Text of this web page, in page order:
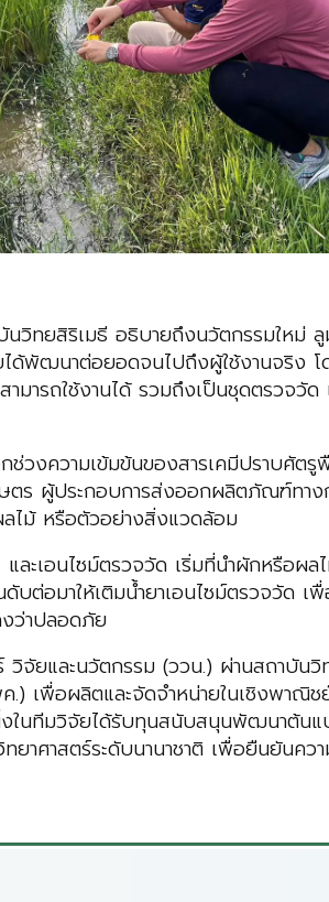
นวิทยสิริเมธี อธิบายถึงนวัตกรรมให
ด้พัฒนาต่อยอดจนไปถึงผู้ใช้งานจริง
ารถใช้งานได้ รวมถึงเป็นชุดตรวจ
งความเข้มข้นของสารเคมีปราบศั
ร ผู้ประกอบการส่งออกผลิตภัณฑ์ทา
ไม้ หรือตัวอย่างสิ่งแวดล้อม
เอนไซม์ตรวจวัด เริ่มที่นำผักหรือผล
ต่อมาให้เติมน้ำยาเอนไซม์ตรวจวัด
ว่าปลอดภัย
ยและนวัตกรรม (ววน.) ผ่านสถาบัน
เพื่อผลิตและจัดจำหน่ายในเชิงพาณิ
นทีมวิจัยได้รับทุนสนับสนุนพัฒนาต้นแ
าศาสตร์ระดับนานาชาติ เพื่อยืนยันคว